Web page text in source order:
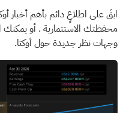
ابقَ على اطلاعٍ دائم بأهم أخبار
محفظتك الاستثمارية. أو
وجهات نظر جديدة حول أوكتا.